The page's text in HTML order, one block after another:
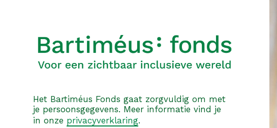
Het Bartiméus Fonds gaat zorgvuldig om met
je persoonsgegevens. Meer informatie vind je
in onze privacyverklaring.